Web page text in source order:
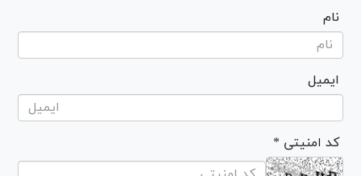
نام
ایمیل
* کد امنیتی